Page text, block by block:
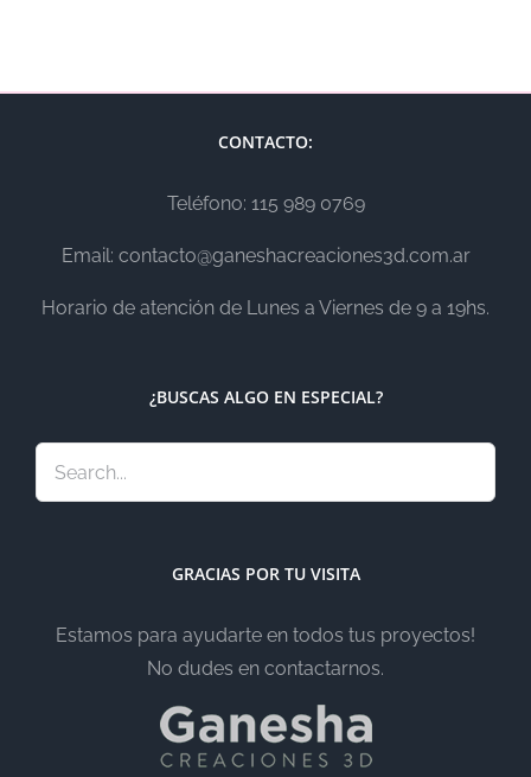
CONTACTO:
Teléfono: 115 989 0769
Email: contacto@ganeshacreaciones3d.com.ar
Horario de atención de Lunes a Viernes de 9 a 19hs.
¿BUSCAS ALGO EN ESPECIAL?
GRACIAS POR TU VISITA
Estamos para ayudarte en todos tus proyectos!
No dudes en contactarnos.